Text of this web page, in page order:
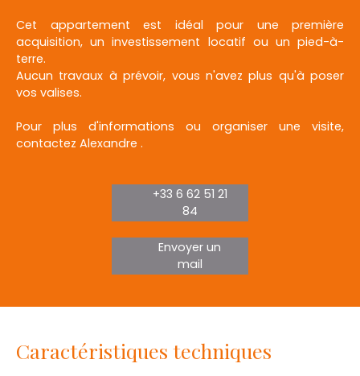
Cet appartement est idéal pour une première
acquisition, un investissement locatif ou un pied-à-
terre.
Aucun travaux à prévoir, vous n'avez plus qu'à poser
vos valises.
Pour plus d'informations ou organiser une visite,
contactez Alexandre .
+33 6 62 51 21
84
Envoyer un
mail
Caractéristiques techniques